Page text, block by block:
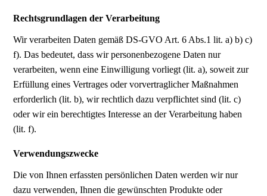
Rechtsgrundlagen der Verarbeitung
Wir verarbeiten Daten gemäß DS-GVO Art. 6 Abs.1 lit. a) b) c)
f). Das bedeutet, dass wir personenbezogene Daten nur
verarbeiten, wenn eine Einwilligung vorliegt (lit. a), soweit zur
Erfüllung eines Vertrages oder vorvertraglicher Maßnahmen
erforderlich (lit. b), wir rechtlich dazu verpflichtet sind (lit. c)
oder wir ein berechtigtes Interesse an der Verarbeitung haben
(lit. f).
Verwendungszwecke
Die von Ihnen erfassten persönlichen Daten werden wir nur
dazu verwenden, Ihnen die gewünschten Produkte oder